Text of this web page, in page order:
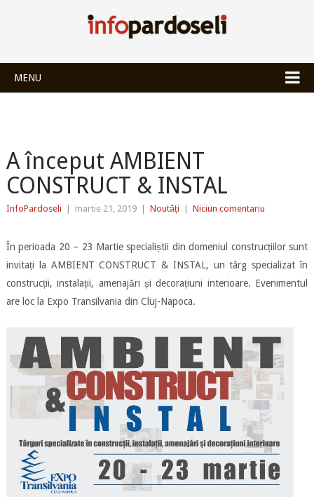
MENU
A început AMBIENT
CONSTRUCT & INSTAL
InfoPardoseli martie 21, 2019 Noutăți Niciun comentariu
În perioada 20 – 23 Martie specialiștii din domeniul construcțiilor sunt
invitați la AMBIENT CONSTRUCT & INSTAL, un târg specializat în
construcții, instalații, amenajări și decorațiuni interioare. Evenimentul
are loc la Expo Transilvania din Cluj-Napoca.